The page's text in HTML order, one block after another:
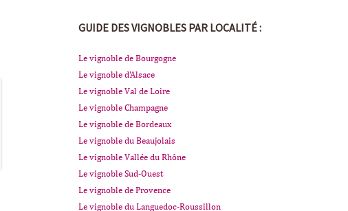
GUIDE DES VIGNOBLES PAR LOCALITÉ :
Le vignoble de Bourgogne
Le vignoble d'Alsace
Le vignoble Val de Loire
Le vignoble Champagne
Le vignoble de Bordeaux
Le vignoble du Beaujolais
Le vignoble Vallée du Rhône
Le vignoble Sud-Ouest
Le vignoble de Provence
Le vignoble du Languedoc-Roussillon